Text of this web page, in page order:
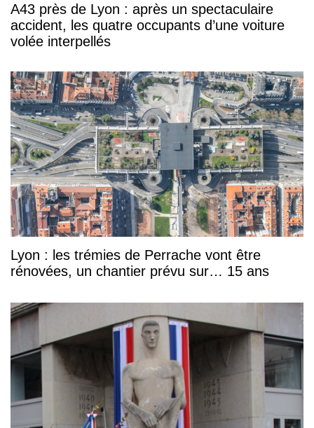
A43 près de Lyon : après un spectaculaire
accident, les quatre occupants d’une voiture
volée interpellés
Lyon : les trémies de Perrache vont être
rénovées, un chantier prévu sur… 15 ans